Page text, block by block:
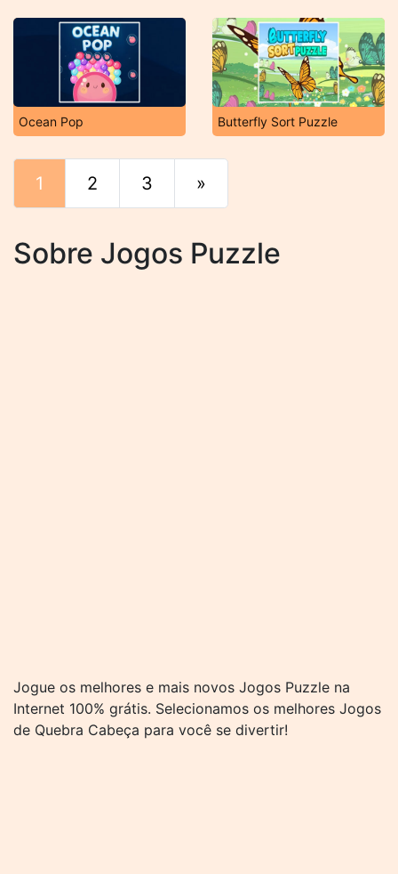
Ocean Pop Butterfly Sort Puzzle
1 2 3 »
Sobre Jogos Puzzle
Jogue os melhores e mais novos Jogos Puzzle na
Internet 100% grátis. Selecionamos os melhores Jogos
de Quebra Cabeça para você se divertir!